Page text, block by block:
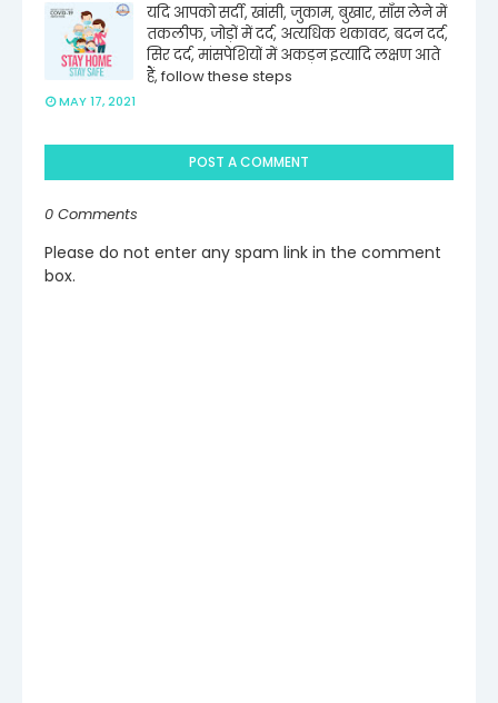
यदि आपको सर्दी, खांसी, जुकाम, बुखार, साँस लेने में
तकलीफ, जोड़ों में दर्द, अत्यधिक थकावट, बदन दर्द,
सिर दर्द, मांसपेशियों में अकड़न इत्यादि लक्षण आते
हैं, follow these steps
MAY 17, 2021
POST A COMMENT
0 Comments
Please do not enter any spam link in the comment
box.